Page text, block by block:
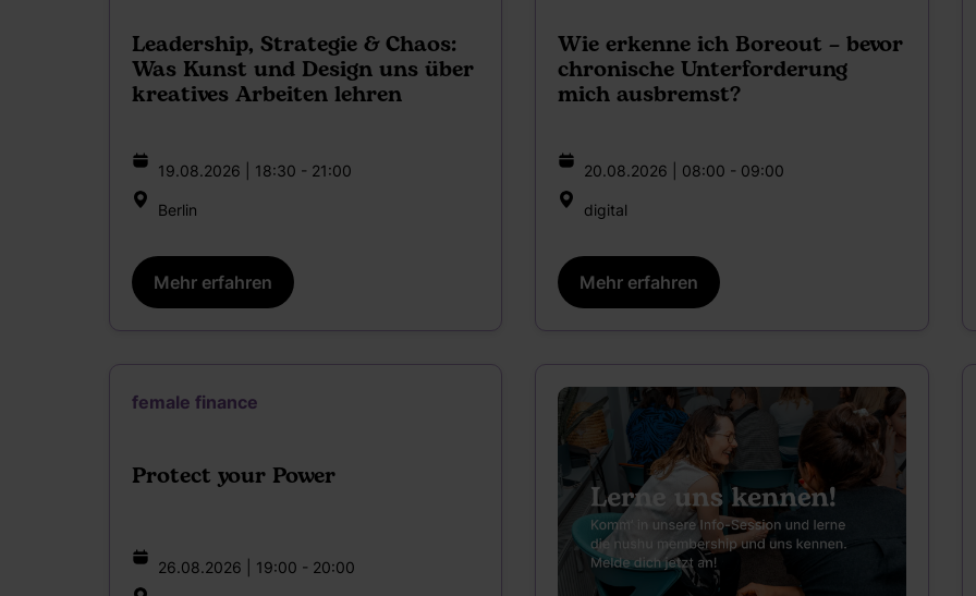
Leadership, Strategie & Chaos:
Was Kunst und Design uns über
kreatives Arbeiten lehren
19.08.2026 | 18:30 - 21:00
Berlin
Mehr erfahren
Wie erkenne ich Boreout – bevor
chronische Unterforderung
mich ausbremst?
20.08.2026 | 08:00 - 09:00
digital
Mehr erfahren
female finance
Protect your Power
26.08.2026 | 19:00 - 20:00